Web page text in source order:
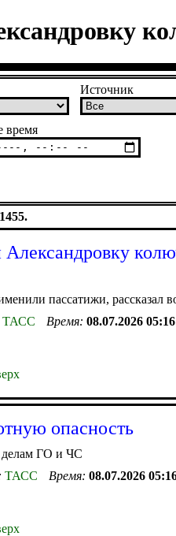
Источник
время
пассатижи, рассказал
ТАСС Время: 08.07.2026 05:16
опасность
делам ГО и ЧС
ТАСС Время: 08.07.2026